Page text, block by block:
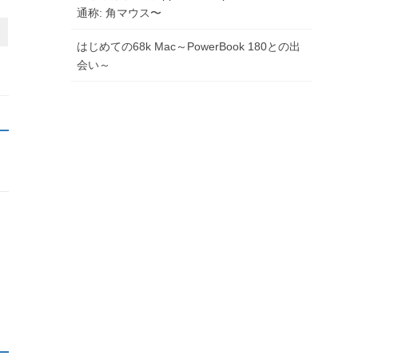
通称: 角マウス〜
はじめての68k Mac～PowerBook 180との出
会い～